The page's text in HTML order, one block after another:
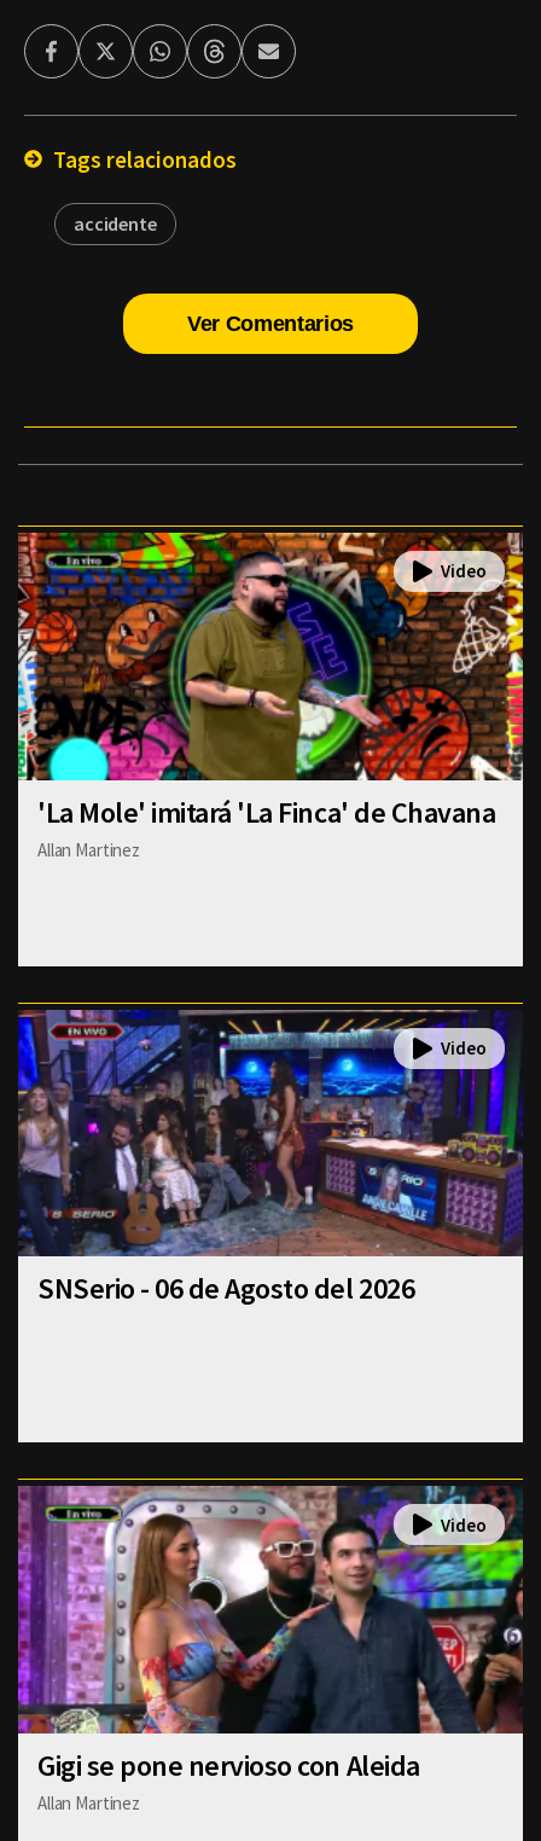
FacebookTwitterWhatsappThreadsEnviar
por
Tags relacionados
accidente
Ver Comentarios
'La Mole' imitará 'La Finca' de Chavana
Allan Martinez
SNSerio - 06 de Agosto del 2026
Gigi se pone nervioso con Aleida
Allan Martinez